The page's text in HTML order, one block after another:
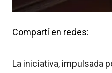
Compartí en redes:
La iniciativa, impulsada